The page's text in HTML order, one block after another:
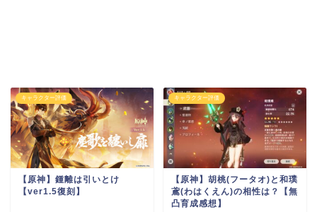
キャラクター評価
【原神】鍾離は引いとけ
【ver1.5復刻】
キャラクター評価
【原神】胡桃(フータオ)と和璞
鳶(わはくえん)の相性は？【無
凸育成感想】